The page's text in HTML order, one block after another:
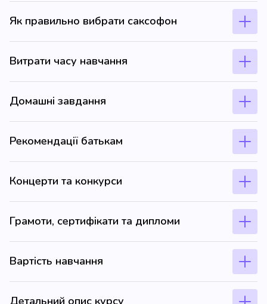
Як правильно вибрати саксофон
Витрати часу навчання
Домашні завдання
Рекомендації батькам
Концерти та конкурси
Грамоти, сертифікати та дипломи
Вартість навчання